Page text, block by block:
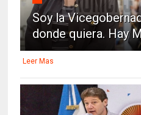
Soy la
donde quiera. Hay
Leer Mas